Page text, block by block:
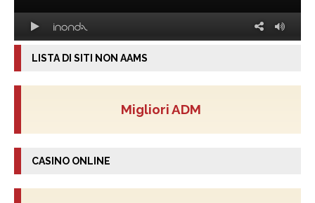
LISTA DI SITI NON AAMS
Migliori ADM
CASINO ONLINE